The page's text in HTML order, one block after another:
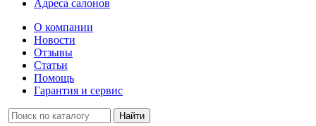
Адреса салонов
О компании
Новости
Отзывы
Статьи
Помощь
Гарантия и сервис